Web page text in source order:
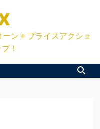
ン + プライスアクショ
！